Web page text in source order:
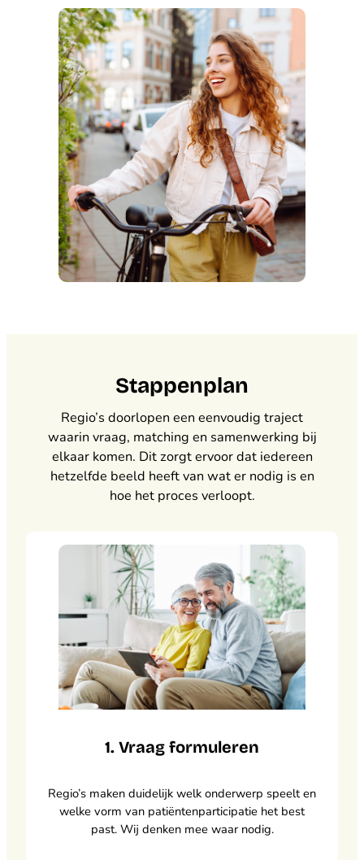
Stappenplan
Regio’s doorlopen een eenvoudig traject
waarin vraag, matching en samenwerking bij
elkaar komen. Dit zorgt ervoor dat iedereen
hetzelfde beeld heeft van wat er nodig is en
hoe het proces verloopt.
1. Vraag formuleren
Regio’s maken duidelijk welk onderwerp speelt en
welke vorm van patiëntenparticipatie het best
past. Wij denken mee waar nodig.